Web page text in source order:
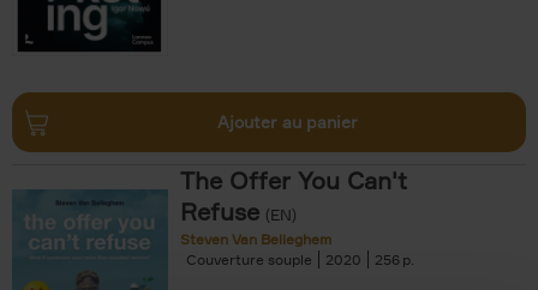
Ajouter au panier
The Offer You Can't
Refuse (EN)
Steven Van Belleghem
Couverture souple
2020 256